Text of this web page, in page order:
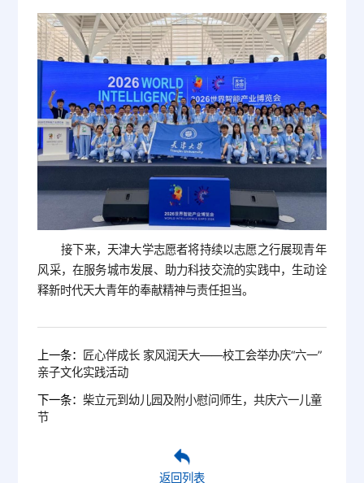
接下来，天津大学志愿者将持续以志愿之行展现青年
风采，在服务城市发展、助力科技交流的实践中，生动诠
释新时代天大青年的奉献精神与责任担当。
上一条： 匠心伴成长 家风润天大——校工会举办庆“六一”
亲子文化实践活动
下一条：柴立元到幼儿园及附小慰问师生，共庆六一儿童
节
返回列表